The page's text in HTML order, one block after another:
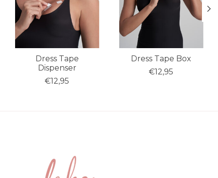
Dress Tape
Dispenser
€12,95
Dress Tape Box
€12,95